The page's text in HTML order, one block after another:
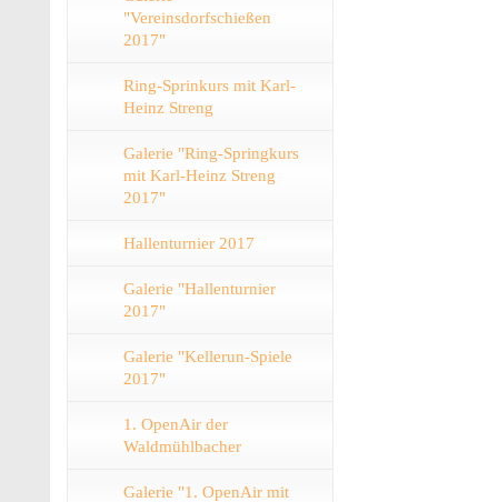
"Vereinsdorfschießen
2017"
Ring-Sprinkurs mit Karl-
Heinz Streng
Galerie "Ring-Springkurs
mit Karl-Heinz Streng
2017"
Hallenturnier 2017
Galerie "Hallenturnier
2017"
Galerie "Kellerun-Spiele
2017"
1. OpenAir der
Waldmühlbacher
Galerie "1. OpenAir mit